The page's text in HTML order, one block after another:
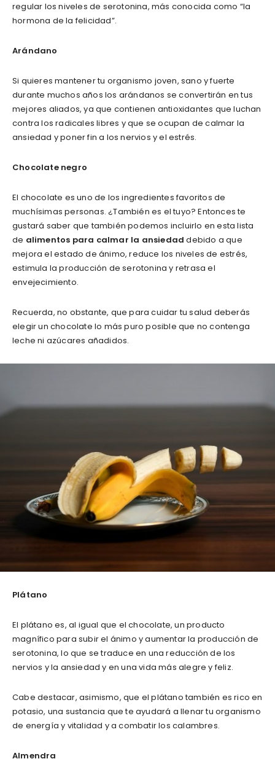
regular los niveles de serotonina, más conocida como “la
hormona de la felicidad”.
Arándano
Si quieres mantener tu organismo joven, sano y fuerte
durante muchos años los arándanos se convertirán en tus
mejores aliados, ya que contienen antioxidantes que luchan
contra los radicales libres y que se ocupan de calmar la
ansiedad y poner fin a los nervios y el estrés.
Chocolate negro
El chocolate es uno de los ingredientes favoritos de
muchísimas personas. ¿También es el tuyo? Entonces te
gustará saber que también podemos incluirlo en esta lista
de alimentos para calmar la ansiedaddebido a que
mejora el estado de ánimo, reduce los niveles de estrés,
estimula la producción de serotonina y retrasa el
envejecimiento.
Recuerda, no obstante, que para cuidar tu salud deberás
elegir un chocolate lo más puro posible que no contenga
leche ni azúcares añadidos.
Plátano
El plátano es, al igual que el chocolate, un producto
magnífico para subir el ánimo y aumentar la producción de
serotonina, lo que se traduce en una reducción de los
nervios y la ansiedad y en una vida más alegre y feliz.
Cabe destacar, asimismo, que el plátano también es rico en
potasio, una sustancia que te ayudará a llenar tu organismo
de energía y vitalidad y a combatir los calambres.
Almendra